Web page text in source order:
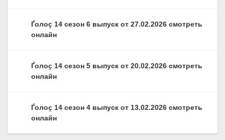
Ґолоҫ 14 сезон 6 выпуск от 27.02.2026 смотреть
онлайн
Ґолоҫ 14 сезон 5 выпуск от 20.02.2026 смотреть
онлайн
Ґолоҫ 14 сезон 4 выпуск от 13.02.2026 смотреть
онлайн